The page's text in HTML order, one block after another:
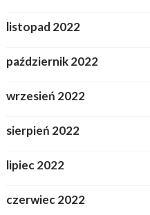
listopad 2022
październik 2022
wrzesień 2022
sierpień 2022
lipiec 2022
czerwiec 2022